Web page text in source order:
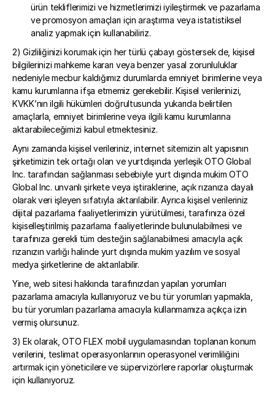
ürün tekliflerimizi ve hizmetlerimizi iyileştirmek ve pazarlama
ve promosyon amaçları için araştırma veya istatistiksel
analiz yapmak için kullanabiliriz.
2) Gizliliğinizi korumak için her türlü çabayı göstersek de, kişisel
bilgilerinizi mahkeme kararı veya benzer yasal zorunluluklar
nedeniyle mecbur kaldığımız durumlarda emniyet birimlerine veya
kamu kurumlarına ifşa etmemiz gerekebilir. Kişisel verilerinizi,
KVKK’nın ilgili hükümleri doğrultusunda yukarıda belirtilen
amaçlarla, emniyet birimlerine veya ilgili kamu kurumlarına
aktarabileceğimizi kabul etmektesiniz.
Aynı zamanda kişisel verileriniz, internet sitemizin alt yapısının
şirketimizin tek ortağı olan ve yurtdışında yerleşik OTO Global
Inc. tarafından sağlanması sebebiyle yurt dışında mukim OTO
Global Inc. unvanlı şirkete veya iştiraklerine, açık rızanıza dayalı
olarak veri işleyen sıfatıyla aktarılabilir. Ayrıca kişisel verileriniz
dijital pazarlama faaliyetlerimizin yürütülmesi, tarafınıza özel
kişiselleştirilmiş pazarlama faaliyetlerinde bulunulabilmesi ve
tarafınıza gerekli tüm desteğin sağlanabilmesi amacıyla açık
rızanızın varlığı halinde yurt dışında mukim yazılım ve sosyal
medya şirketlerine de aktarılabilir.
Yine, web sitesi hakkında tarafınızdan yapılan yorumları
pazarlama amacıyla kullanıyoruz ve bu tür yorumları yapmakla,
bu tür yorumları pazarlama amacıyla kullanmamıza açıkça izin
vermiş olursunuz.
3) Ek olarak, OTO FLEX mobil uygulamasından toplanan konum
verilerini, teslimat operasyonlarının operasyonel verimliliğini
artırmak için yöneticilere ve süpervizörlere raporlar oluşturmak
için kullanıyoruz.